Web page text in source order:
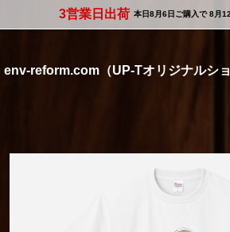
3営業日出荷 本日8月6日 ご購入で8月
env-reform.com（UP-Tオリジナルショ